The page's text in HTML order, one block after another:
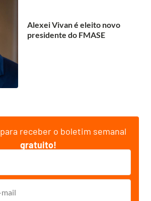
Alexei Vivan é eleito novo
presidente do FMASE
para receber o boletim semanal
gratuito!